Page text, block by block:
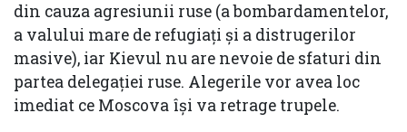
din cauza agresiunii ruse (a bombardamentelor,
a valului mare de refugiați și a distrugerilor
masive), iar Kievul nu are nevoie de sfaturi din
partea delegației ruse. Alegerile vor avea loc
imediat ce Moscova își va retrage trupele.